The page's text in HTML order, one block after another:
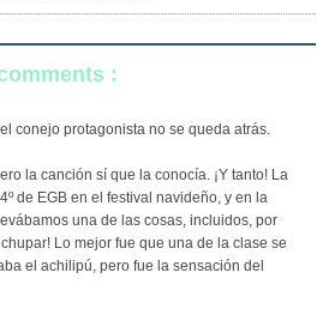
:
conejo protagonista no se queda atrás.
la canción sí que la conocía. ¡Y tanto! La
de EGB en el festival navideño, y en la
una de las cosas, incluidos, por
Lo mejor fue que una de la clase se
el achilipú, pero fue la sensación del